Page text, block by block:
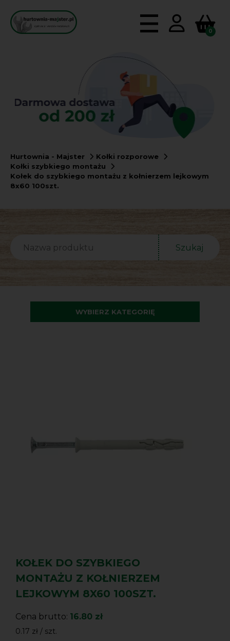
0
Hurtownia - Majster
Kołki rozporowe
Kołki szybkiego montażu
Kołek do szybkiego montażu z kołnierzem lejkowym
8x60 100szt.
WYBIERZ KATEGORIĘ
Szukaj
KOŁEK DO SZYBKIEGO
MONTAŻU Z KOŁNIERZEM
LEJKOWYM 8X60 100SZT.
Cena brutto: 16.80 zł
0.17 zł / szt.